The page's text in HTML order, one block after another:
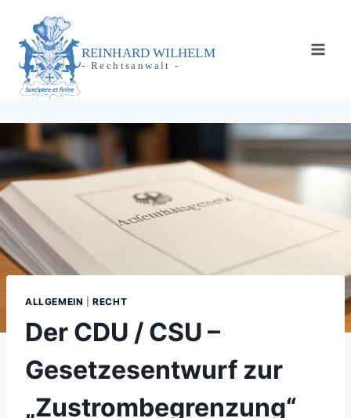
Inhalt
springen
REINHARD WILHELM
- Rechtsanwalt -
ALLGEMEIN |RECHT
Der CDU / CSU –
Gesetzesentwurf zur
„Zustrombegrenzung“